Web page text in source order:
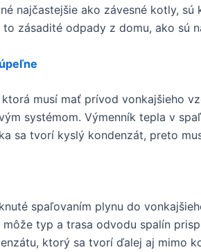
najčastejšie ako závesné kotly,
zásadité odpady z domu, ako sú
musí mať prívod vonkajšieho
systémom. Výmenník tepla v
sa tvorí kyslý kondenzát, preto
spaľovaním plynu do
typ a trasa odvodu spalín
ktorý sa tvorí ďalej aj mimo